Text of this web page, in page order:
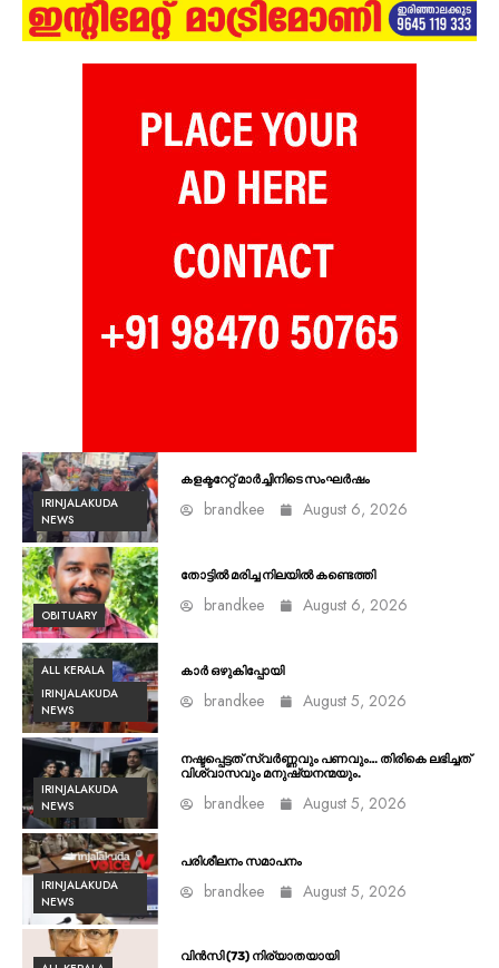
IRINJALAKUDA
NEWS
കളക്ടറേറ്റ് മാർച്ചിനിടെ സംഘർഷം
brandkee August 6, 2026
OBITUARY
തോട്ടിൽ മരിച്ച നിലയിൽ കണ്ടെത്തി
brandkee August 6, 2026
ALL KERALA
IRINJALAKUDA
NEWS
കാർ ഒഴുകിപ്പോയി
brandkee August 5, 2026
IRINJALAKUDA
NEWS
നഷ്ടപ്പെട്ടത് സ്വർണ്ണവും പണവും… തിരികെ ലഭിച്ചത്
വിശ്വാസവും മനുഷ്യനന്മയും.
brandkee August 5, 2026
IRINJALAKUDA
NEWS
പരിശീലനം സമാപനം
brandkee August 5, 2026
വിൻസി (73) നിര്യാതയായി